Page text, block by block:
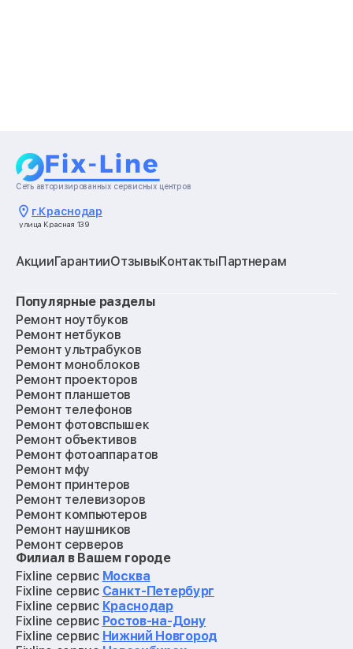
Сеть авторизированных сервисных центров
г.Краснодар
улица Красная 139
АкцииГарантииОтзывыКонтактыПартнерам
Популярные разделы
Ремонт ноутбуков
Ремонт нетбуков
Ремонт ультрабуков
Ремонт моноблоков
Ремонт проекторов
Ремонт планшетов
Ремонт телефонов
Ремонт фотовспышек
Ремонт объективов
Ремонт фотоаппаратов
Ремонт мфу
Ремонт принтеров
Ремонт телевизоров
Ремонт компьютеров
Ремонт наушников
Ремонт серверов
Ремонт мониторов
Ремонт квадрокоптеров
Ремонт электросамокатов
Ремонт материнских плат
Ремонт видеокарт
Ремонт кофемашин
Филиал в Вашем городе
Fixline сервис Москва
Fixline сервис Санкт-Петербург
Fixline сервис Краснодар
Fixline сервис Ростов-на-Дону
Fixline сервис Нижний Новгород